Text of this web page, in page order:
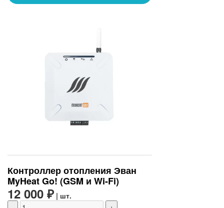
Контроллер отопления Эван
MyHeat Go! (GSM и Wi-Fi)
12 000 ₽ | шт.